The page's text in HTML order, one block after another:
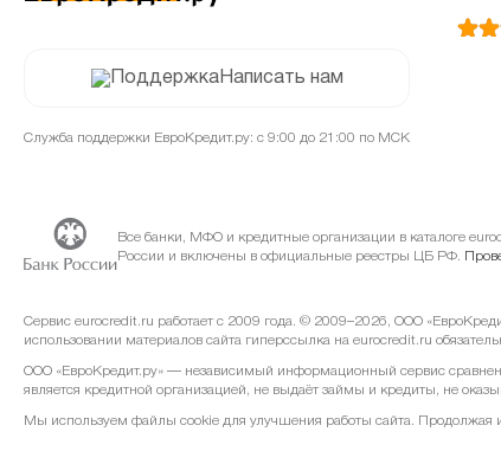
Написать нам
Служба поддержки ЕвроКредит.ру: с 9:00 до 21:00 по МСК
Все банки, МФО и кредитные организации в каталоге
России и включены в официальные реестры ЦБ РФ.
Сервис eurocredit.ru работает с 2009 года. © 2009–2026, ООО
использовании материалов сайта гиперссылка на eurocredit.ru
ООО «ЕвроКредит.ру» — независимый информационный сервис
является кредитной организацией, не выдаёт займы и кредиты, не
Мы используем файлы cookie для улучшения работы сайта. Продолжая